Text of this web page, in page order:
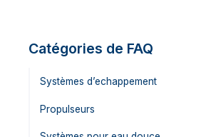
Catégories de FAQ
Systèmes d’echappement
Propulseurs